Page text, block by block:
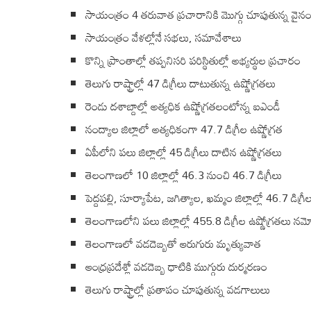
సాయంత్రం 4 తరువాత ప్రచారానికి మొగ్గు చూపుతున్న వైనం
సాయంత్రం వేళల్లోనే సభలు, సమావేశాలు
కొన్ని ప్రాంతాల్లో తప్పనిసరి పరిస్థితుల్లో అభ్యర్థుల ప్రచారం
తెలుగు రాష్ట్రాల్లో 47 డిగ్రీలు దాటుతున్న ఉష్ణోగ్రతలు
రెండు దశాబ్దాల్లో అత్యధిక ఉష్ణోగ్రతలంటోన్న ఐఎండీ
నంద్యాల జిల్లాలో అత్యధికంగా 47.7 డిగ్రీల ఉష్ణోగ్రత
ఏపీలోని పలు జిల్లాల్లో 45 డిగ్రీలు దాటిన ఉష్ణోగ్రతలు
తెలంగాణలో 10 జిల్లాల్లో 46.3 నుంచి 46.7 డిగ్రీలు
పెద్దపల్లి, సూర్యాపేట, జగిత్యాల, ఖమ్మం జిల్లాల్లో 46.7
తెలంగాణలోని పలు జిల్లాల్లో 455.8 డిగ్రీల ఉష్ణోగ్రతలు
తెలంగాణలో వడదెబ్బతో ఆరుగురు మృత్యువాత
ఆంధ్రప్రదేశ్లో వడదెబ్బ ధాటికి ముగ్గురు దుర్మరణం
తెలుగు రాష్ట్రాల్లో ప్రతాపం చూపుతున్న వడగాలులు